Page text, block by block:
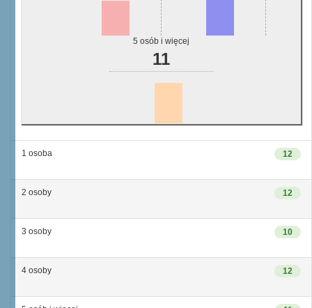
5 osób i więcej
11
12
1 osoba
12
2 osoby
10
3 osoby
12
4 osoby